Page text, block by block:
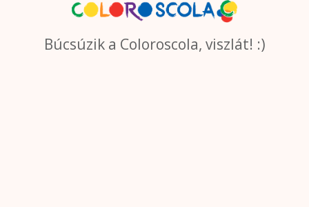
Búcsúzik a Coloroscola, viszlát! :)